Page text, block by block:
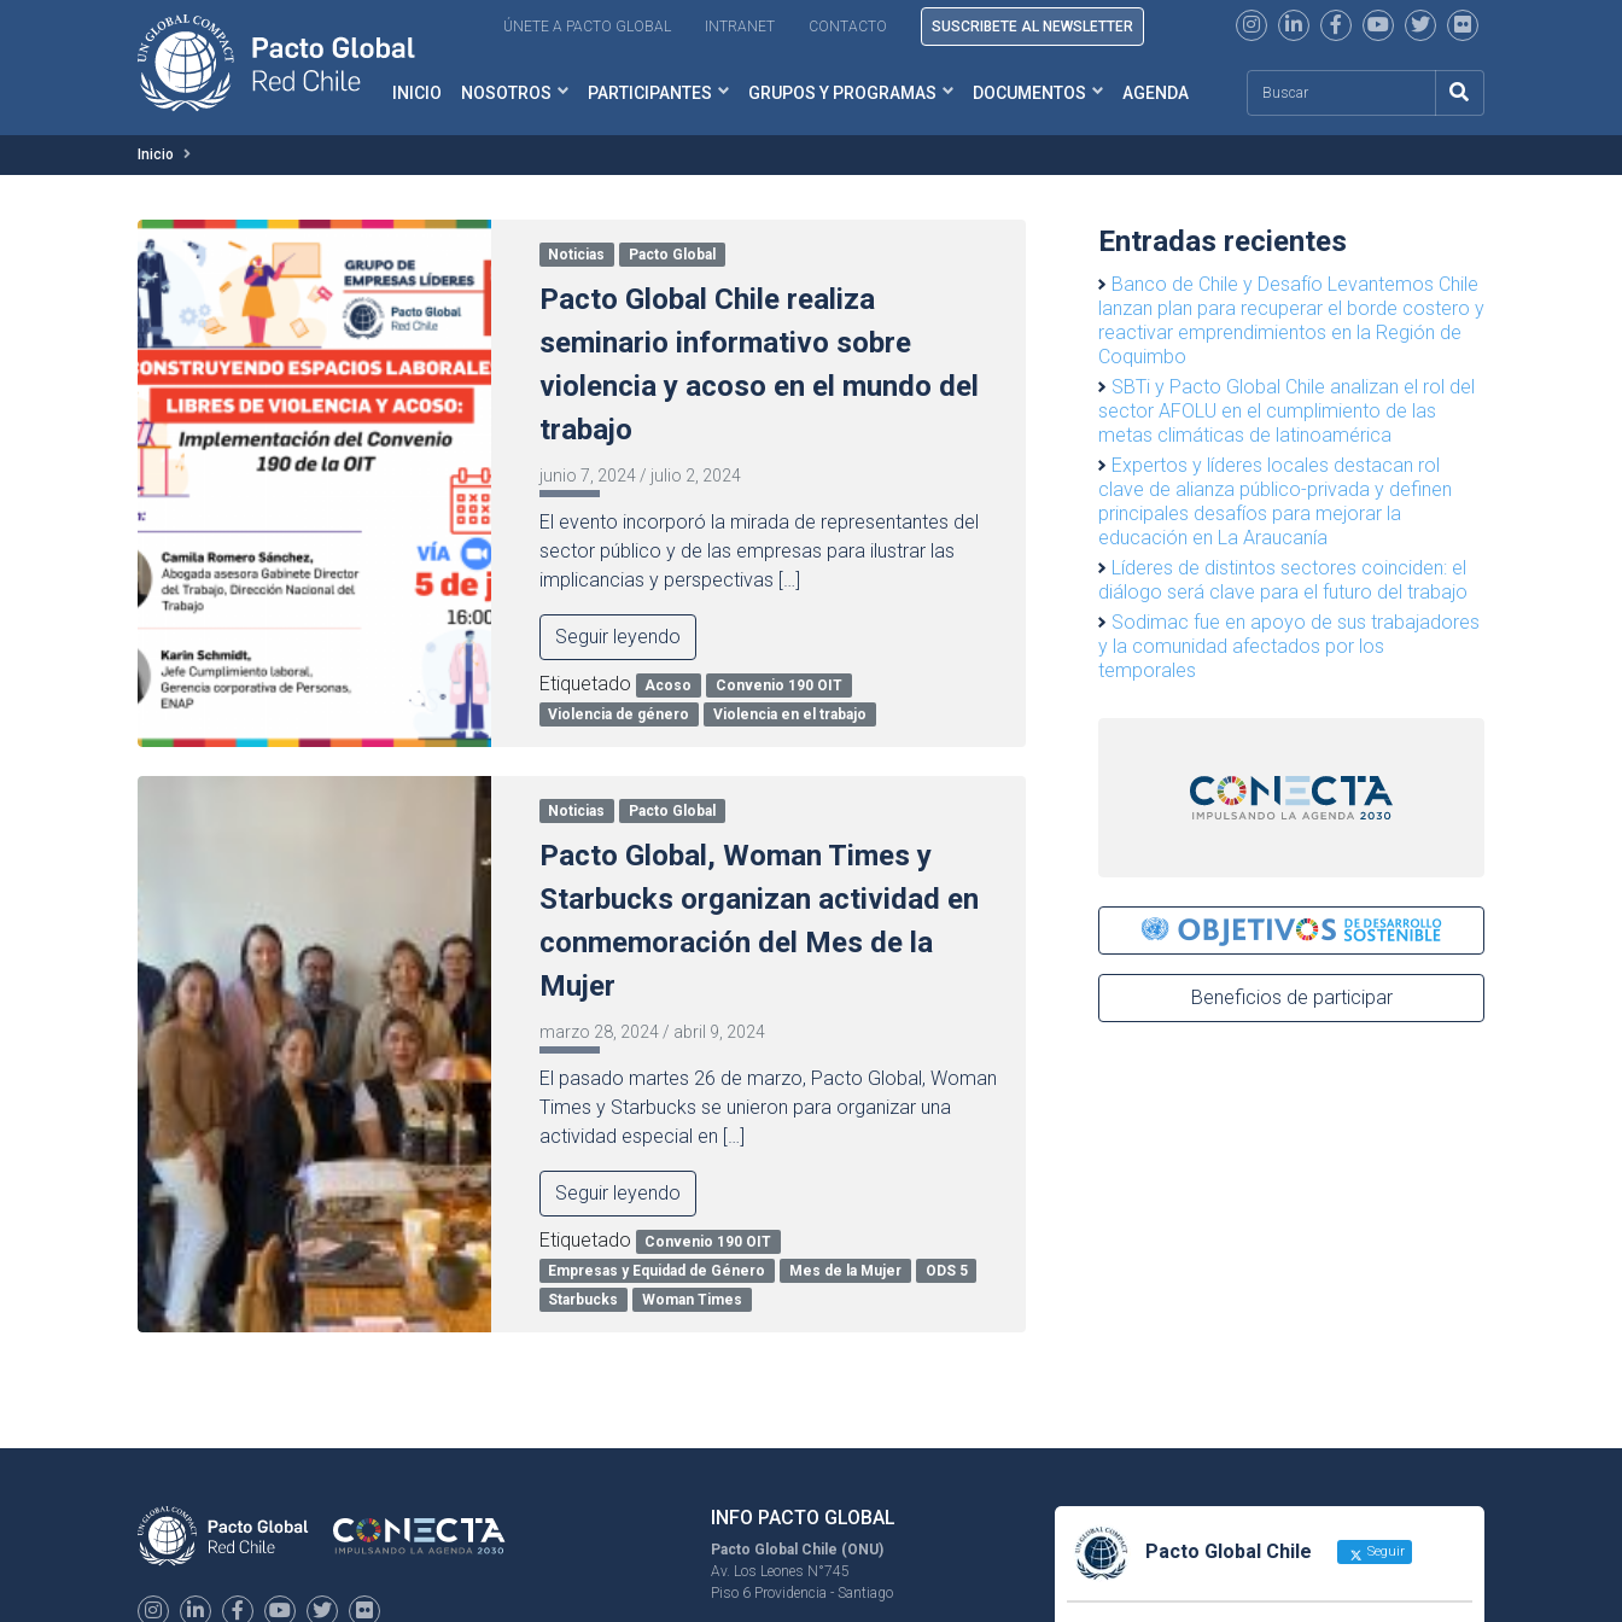
ÚNETE A PACTO GLOBAL INTRANET CONTACTO SUSCRIBETE AL NEWSLETTER
INICIO NOSOTROS PARTICIPANTES GRUPOS Y PROGRAMAS DOCUMENTOS AGENDA
Inicio
Noticias Pacto Global
Pacto Global Chile realiza
seminario informativo sobre
violencia y acoso en el mundo del
trabajo
junio 7, 2024 / julio 2, 2024
El evento incorporó la mirada de representantes del
sector público y de las empresas para ilustrar las
implicancias y perspectivas […]
Seguir leyendo
Etiquetado Acoso
Convenio 190 OIT
Violencia de género
Violencia en el trabajo
Noticias Pacto Global
Pacto Global, Woman Times y
Starbucks organizan actividad en
conmemoración del Mes de la
Mujer
marzo 28, 2024 / abril 9, 2024
El pasado martes 26 de marzo, Pacto Global, Woman
Times y Starbucks se unieron para organizar una
actividad especial en […]
Seguir leyendo
Etiquetado
Convenio 190 OIT
Empresas y Equidad de Género
Mes de la Mujer
ODS 5
Starbucks
Woman Times
Entradas recientes
Banco de Chile y Desafío Levantemos Chile
lanzan plan para recuperar el borde costero y
reactivar emprendimientos en la Región de
Coquimbo
SBTi y Pacto Global Chile analizan el rol del
sector AFOLU en el cumplimiento de las
metas climáticas de latinoamérica
Expertos y líderes locales destacan rol
clave de alianza público-privada y definen
principales desafíos para mejorar la
educación en La Araucanía
Líderes de distintos sectores coinciden: el
diálogo será clave para el futuro del trabajo
Sodimac fue en apoyo de sus trabajadores
y la comunidad afectados por los
temporales
Beneficios de participar
INFO PACTO GLOBAL
Pacto Global Chile (ONU)
Av. Los Leones N°745
Piso 6 Providencia - Santiago
Pacto Global Chile Seguir